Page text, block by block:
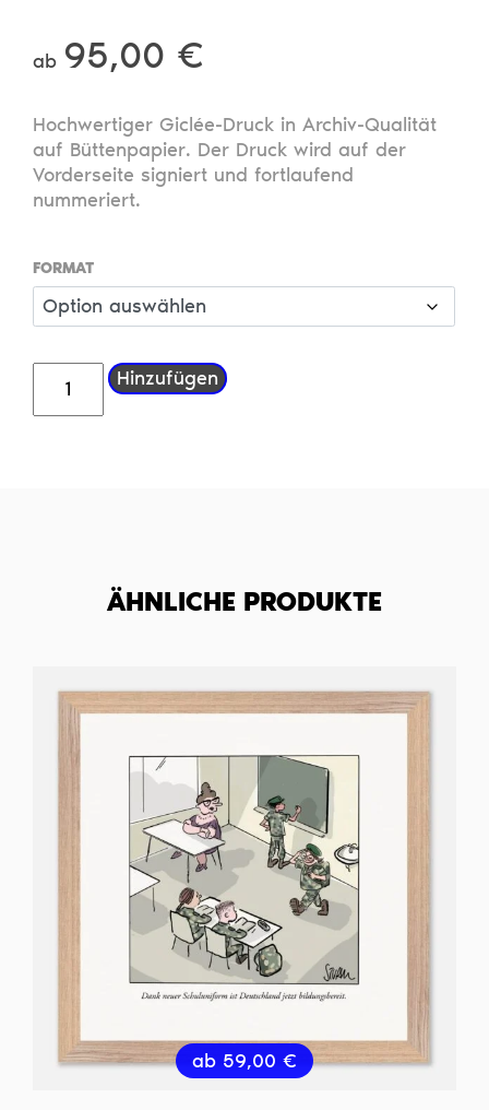
ab 95,00 €
Hochwertiger Giclée-Druck in Archiv-Qualität
auf Büttenpapier. Der Druck wird auf der
Vorderseite signiert und fortlaufend
nummeriert.
FORMAT
Hirn
Hinzufügen
ÄHNLICHE PRODUKTE
ab 59,00 €